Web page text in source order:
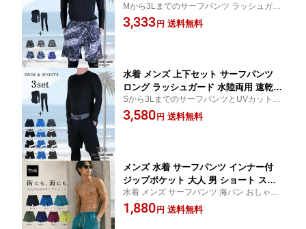
レギンス 3点セット ハーフパンツ スポ
ーツウェアとしても着れる フィットネ
m08
Mから3Lまでのサーフパンツ ラッシュガー
ド レギンスをセット ジョギング ジムウェ
ア バスケ サッカー などの スポーツウェア
3,333 円 送料無料
水着 メンズ 上下セット サーフパンツ
ロング ラッシュガード 水陸両用 速乾
セットアップ レギンス 3点セット スポ
ーツウェア スポーツインナー ハーフパ
Sから3LまでのサーフパンツとUVカットも
できるラッシュガード レギンスをセット 温
水プール 室内プール ジム サウナ 水着 ジョ
3,580 円 送料無料
メンズ 水着 サーフパンツ インナー付
ジップポケット 大人 男 ショート スク
ール 海パン シンプル 無地 水陸両用 速
乾 ストレッチ 海水パンツ ハーフパンツ
水着 メンズ サーフパンツ 海パン おしゃれ
ボードショーツ ハーフパンツ 水陸両用 ス
トレッチ 人気 流行 2025 ショート 短い シ
1,880 円 送料無料